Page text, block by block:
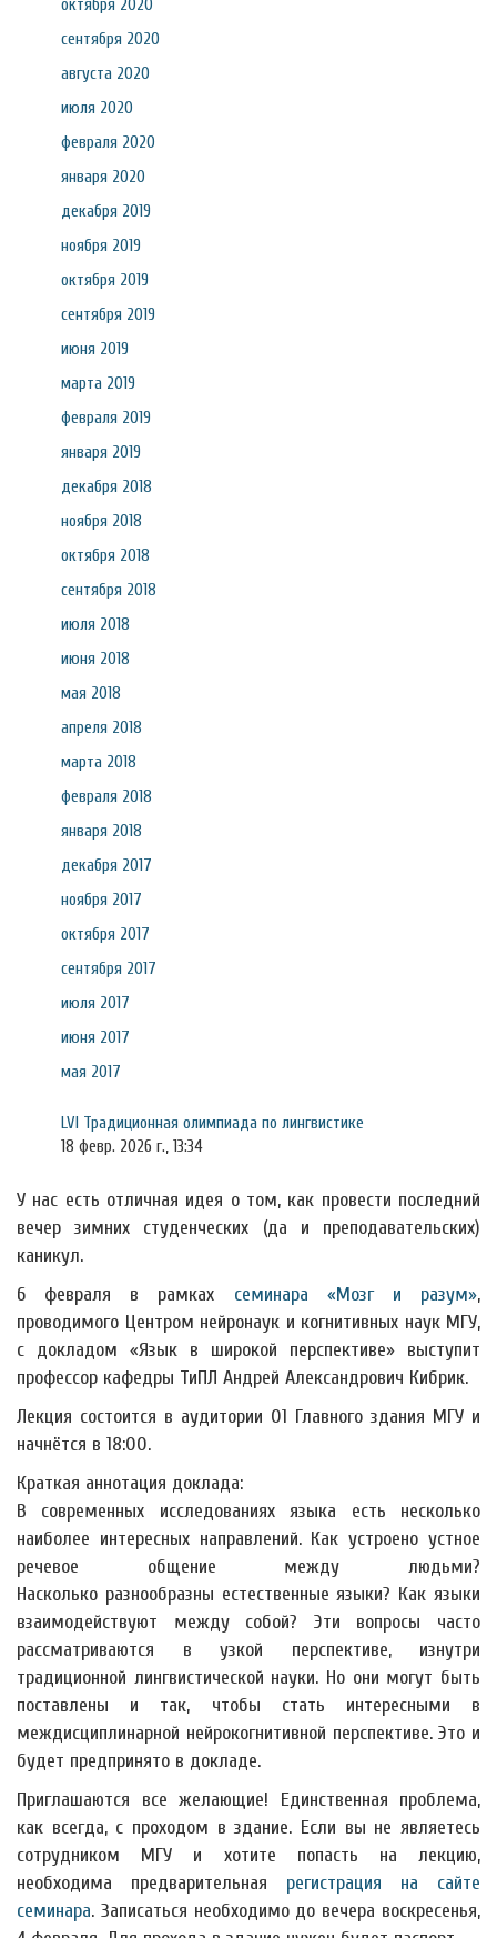
октября 2020
сентября 2020
августа 2020
июля 2020
февраля 2020
января 2020
декабря 2019
ноября 2019
октября 2019
сентября 2019
июня 2019
марта 2019
февраля 2019
января 2019
декабря 2018
ноября 2018
октября 2018
сентября 2018
июля 2018
июня 2018
мая 2018
апреля 2018
марта 2018
февраля 2018
января 2018
декабря 2017
ноября 2017
октября 2017
сентября 2017
июля 2017
июня 2017
мая 2017
LVI Традиционная олимпиада по лингвистике
18 февр. 2026 г., 13:34
У нас есть отличная идея о том, как провести последний
вечер зимних студенческих (да и преподавательских)
каникул.
6 февраля в рамках семинара «Мозг и разум»,
проводимого Центром нейронаук и когнитивных наук МГУ,
с докладом «Язык в широкой перспективе» выступит
профессор кафедры ТиПЛ Андрей Александрович Кибрик.
Лекция состоится в аудитории 01 Главного здания МГУ и
начнётся в 18:00.
Краткая аннотация доклада:
В современных исследованиях языка есть несколько
наиболее интересных направлений. Как устроено устное
речевое общение между людьми?
Насколько разнообразны естественные языки? Как языки
взаимодействуют между собой? Эти вопросы часто
рассматриваются в узкой перспективе, изнутри
традиционной лингвистической науки. Но они могут быть
поставлены и так, чтобы стать интересными в
междисциплинарной нейрокогнитивной перспективе. Это и
будет предпринято в докладе.
Приглашаются все желающие! Единственная проблема,
как всегда, с проходом в здание. Если вы не являетесь
сотрудником МГУ и хотите попасть на лекцию,
необходима предварительная регистрация на сайте
семинара. Записаться необходимо до вечера воскресенья,